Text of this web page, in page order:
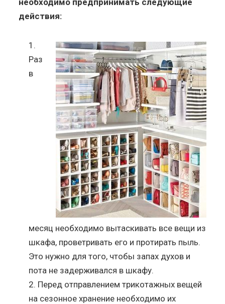
действия:
Раз
в
месяц необходимо вытаскивать все вещи из
шкафа, проветривать его и протирать пыль.
Это нужно для того, чтобы запах духов и
пота не задерживался в шкафу.
Перед отправлением трикотажных вещей
на сезонное хранение необходимо их